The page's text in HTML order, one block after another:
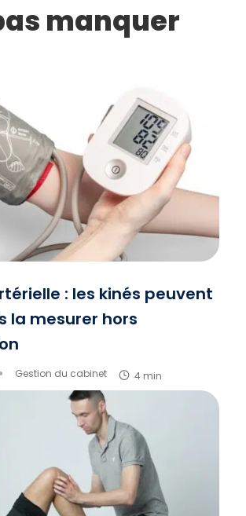
manquer
: les kinés peuvent
la mesurer hors
Gestion du cabinet 4 min